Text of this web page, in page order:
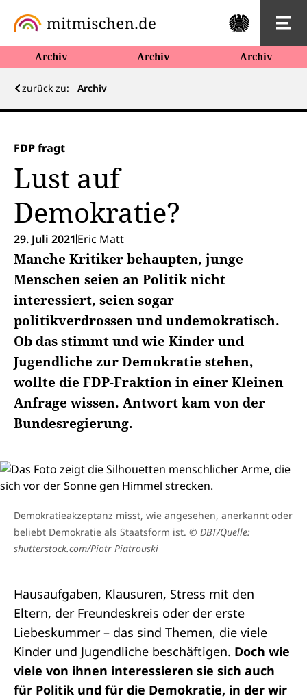
Archiv Archiv Archiv
zurück zu: Archiv
FDP fragt
Lust auf
Demokratie?
29. Juli 2021 Eric Matt
Manche Kritiker behaupten, junge
Menschen seien an Politik nicht
interessiert, seien sogar
politikverdrossen und undemokratisch.
Ob das stimmt und wie Kinder und
Jugendliche zur Demokratie stehen,
wollte die FDP-Fraktion in einer Kleinen
Anfrage wissen. Antwort kam von der
Bundesregierung.
Demokratieakzeptanz misst, wie angesehen, anerkannt oder
beliebt Demokratie als Staatsform ist. © DBT/Quelle:
shutterstock.com/Piotr Piatrouski
Hausaufgaben, Klausuren, Stress mit den
Eltern, der Freundeskreis oder der erste
Liebeskummer – das sind Themen, die viele
Kinder und Jugendliche beschäftigen. Doch wie
viele von ihnen interessieren sie sich auch
für Politik und für die Demokratie, in der wir